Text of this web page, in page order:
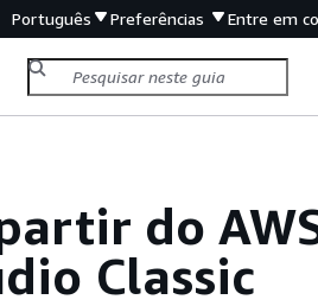
Português Preferências Entre em
do
Classic